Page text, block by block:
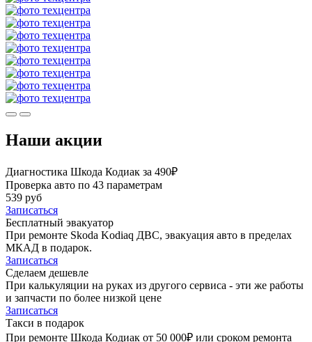
Наши акции
Диагностика Шкода Кодиак за 490₽
Проверка авто по 43 параметрам
539 руб
Записаться
Бесплатный эвакуатор
При ремонте Skoda Kodiaq ДВС, эвакуация авто в пределах
МКАД в подарок.
Записаться
Сделаем дешевле
При калькуляции на руках из другого сервиса - эти же работы
и запчасти по более низкой цене
Записаться
Такси в подарок
При ремонте Шкода Кодиак от 50 000₽ или сроком ремонта